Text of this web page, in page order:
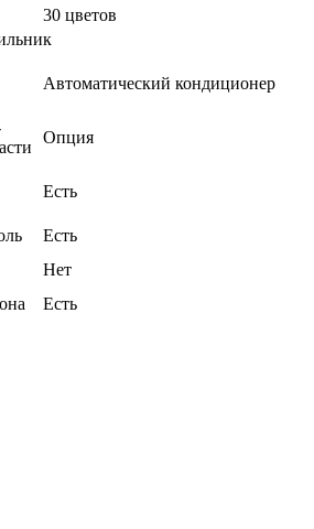
30 цветов
Автоматический кондиционер
Опция
Есть
Есть
Нет
Есть